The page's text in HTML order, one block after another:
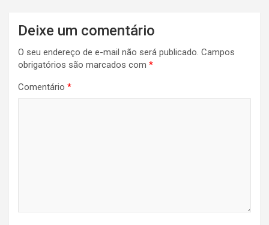
Navegação
de
Post
Deixe um comentário
O seu endereço de e-mail não será publicado. Campos
obrigatórios são marcados com *
Comentário *